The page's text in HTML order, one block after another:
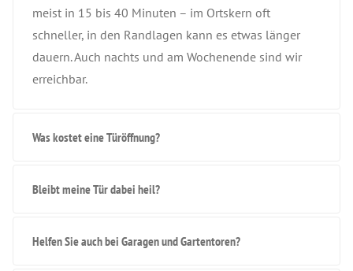
meist in 15 bis 40 Minuten – im Ortskern oft
schneller, in den Randlagen kann es etwas länger
dauern. Auch nachts und am Wochenende sind wir
erreichbar.
Was kostet eine Türöffnung?
Bleibt meine Tür dabei heil?
Helfen Sie auch bei Garagen und Gartentoren?